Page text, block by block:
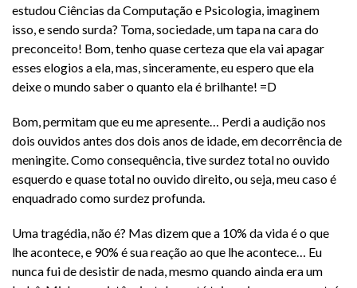
estudou Ciências da Computação e Psicologia, imaginem
isso, e sendo surda? Toma, sociedade, um tapa na cara do
preconceito! Bom, tenho quase certeza que ela vai apagar
esses elogios a ela, mas, sinceramente, eu espero que ela
deixe o mundo saber o quanto ela é brilhante! =D
Bom, permitam que eu me apresente… Perdi a audição nos
dois ouvidos antes dos dois anos de idade, em decorrência de
meningite. Como consequência, tive surdez total no ouvido
esquerdo e quase total no ouvido direito, ou seja, meu caso é
enquadrado como surdez profunda.
Uma tragédia, não é? Mas dizem que a 10% da vida é o que
lhe acontece, e 90% é sua reação ao que lhe acontece… Eu
nunca fui de desistir de nada, mesmo quando ainda era um